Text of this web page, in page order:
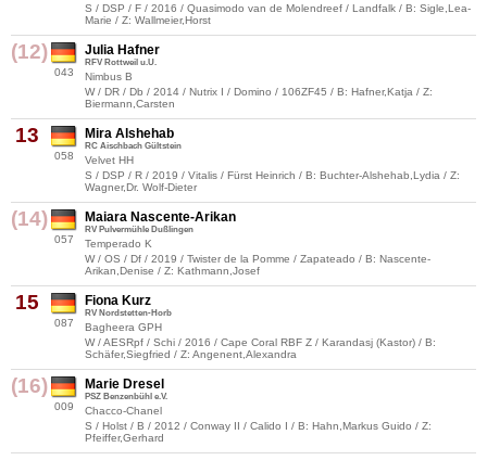
S / DSP / F / 2016 / Quasimodo van de Molendreef / Landfalk / B: Sigle,Lea-
Marie / Z: Wallmeier,Horst
(12)
043
Julia Hafner
RFV Rottweil u.U.
Nimbus B
W / DR / Db / 2014 / Nutrix I / Domino / 106ZF45 / B: Hafner,Katja / Z:
Biermann,Carsten
13
058
Mira Alshehab
RC Aischbach Gültstein
Velvet HH
S / DSP / R / 2019 / Vitalis / Fürst Heinrich / B: Buchter-Alshehab,Lydia / Z:
Wagner,Dr. Wolf-Dieter
(14)
057
Maiara Nascente-Arikan
RV Pulvermühle Dußlingen
Temperado K
W / OS / Df / 2019 / Twister de la Pomme / Zapateado / B: Nascente-
Arikan,Denise / Z: Kathmann,Josef
15
087
Fiona Kurz
RV Nordstetten-Horb
Bagheera GPH
W / AESRpf / Schi / 2016 / Cape Coral RBF Z / Karandasj (Kastor) / B:
Schäfer,Siegfried / Z: Angenent,Alexandra
(16)
009
Marie Dresel
PSZ Benzenbühl e.V.
Chacco-Chanel
S / Holst / B / 2012 / Conway II / Calido I / B: Hahn,Markus Guido / Z:
Pfeiffer,Gerhard